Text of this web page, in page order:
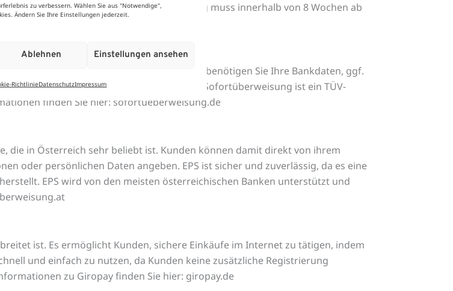
zu verbessern. Wählen Sie aus "Notwendige",
Ändern Sie Ihre Einstellungen jederzeit.
Ablehnen Einstellungen ansehen
RichtlinieDatenschutzImpressum
mit deiner Bank. Eine Rückerstattung muss innerhalb von 8 Wochen ab
werden.
Transaktion tätigen. Für die Transaktion benötigen Sie Ihre Bankdaten, ggf.
mittels einer App Ihres Bankinstituts. Sofortüberweisung ist ein TÜV-
finden Sie hier: sofortueberweisung.de
die in Österreich sehr beliebt ist. Kunden können damit direkt von ihrem
oder persönlichen Daten angeben. EPS ist sicher und zuverlässig, da es eine
EPS wird von den meisten österreichischen Banken unterstützt und
ist. Es ermöglicht Kunden, sichere Einkäufe im Internet zu tätigen, indem
und einfach zu nutzen, da Kunden keine zusätzliche Registrierung
zu Giropay finden Sie hier: giropay.de